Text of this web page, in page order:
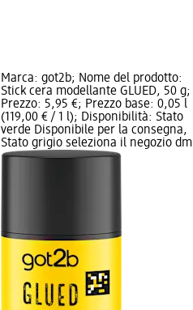
Marca: got2b; Nome del prodotto:
Stick cera modellante GLUED, 50 g;
Prezzo: 5,95 €; Prezzo base: 0,05 l
(119,00 € / 1 l); Disponibilità: Stato
verde Disponibile per la consegna,
Stato grigio seleziona il negozio dm